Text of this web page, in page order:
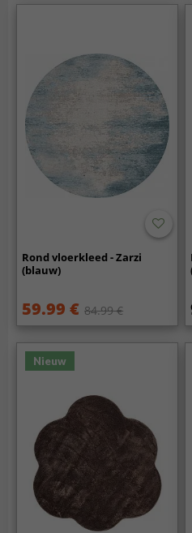
Rond vloerkleed - Zarzi
(blauw)
59.99 € 84.99 €
Nieuw